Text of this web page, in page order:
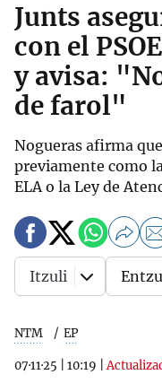
Junts
con el
y avisa:
de farol"
Nogueras afirma
previamente como
ELA o la Ley de
NTM EP
07·11·25 10:19 |
Itzuli